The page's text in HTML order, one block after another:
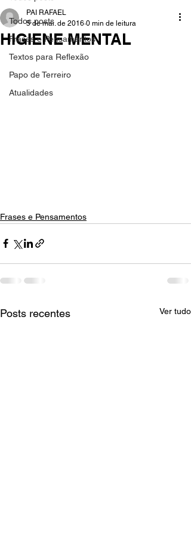
Todos posts
Frases e Pensamentos
Textos para Reflexão
Papo de Terreiro
Atualidades
HIGIENE MENTAL
PAI RAFAEL
5 de mai. de 2016 0 min de leitura
Frases e Pensamentos
Posts recentes Ver tudo